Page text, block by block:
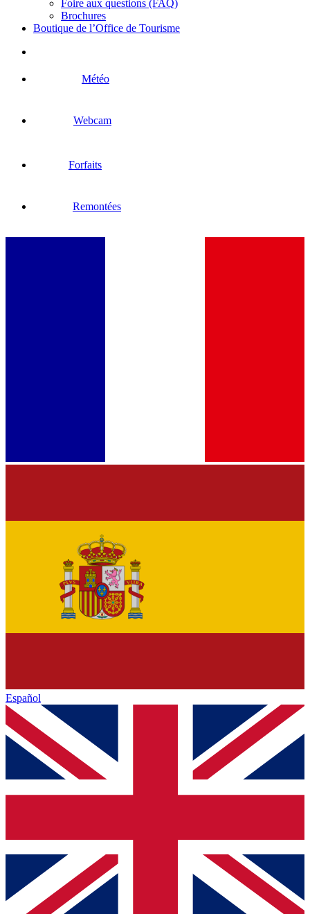
Foire aux questions (FAQ)
Brochures
Boutique de l’Office de Tourisme
Météo
Webcam
Forfaits
Remontées
Español